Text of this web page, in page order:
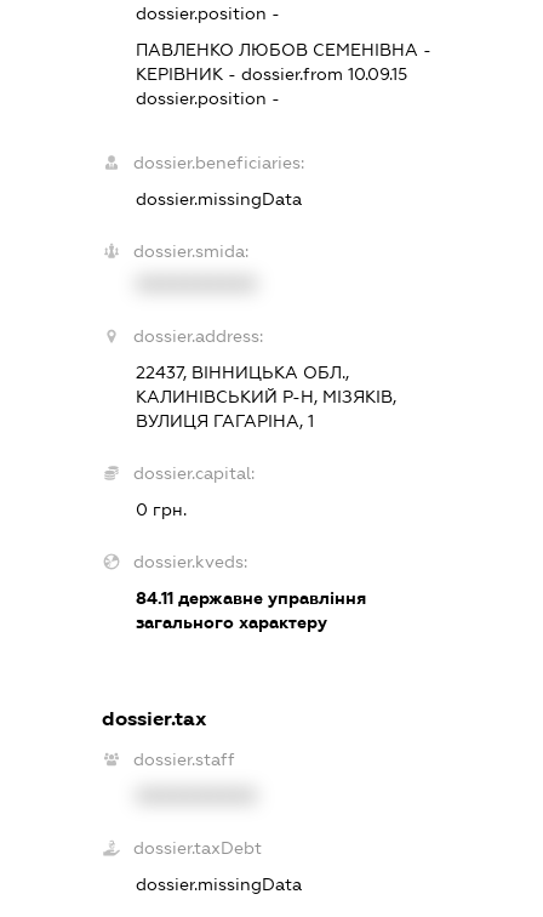
dossier.position -
ПАВЛЕНКО ЛЮБОВ СЕМЕНІВНА -
КЕРІВНИК - dossier.from 10.09.15
dossier.position -
dossier.beneficiaries:
dossier.missingData
dossier.smida:
dossier.address:
22437, ВІННИЦЬКА ОБЛ.,
КАЛИНІВСЬКИЙ Р-Н, МІЗЯКІВ,
ВУЛИЦЯ ГАГАРІНА, 1
dossier.capital:
0 грн.
dossier.kveds:
84.11 державне управління
загального характеру
dossier.tax
dossier.staff
dossier.taxDebt
dossier.missingData